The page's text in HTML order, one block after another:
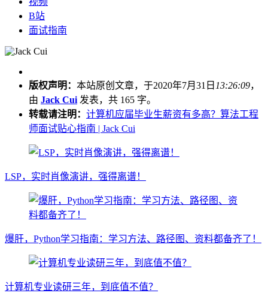
B站
面试指南
版权声明： 本站原创文章，于2020年7月31日 13:26:09，
由 Jack Cui 发表，共 165 字。
转载请注明： 计算机应届毕业生薪资有多高？算法工程
师面试贴心指南 | Jack Cui
LSP，实时肖像演讲，强得离谱！
爆肝，Python学习指南：学习方法、路径图、资料都备齐了！
计算机专业读研三年，到底值不值？